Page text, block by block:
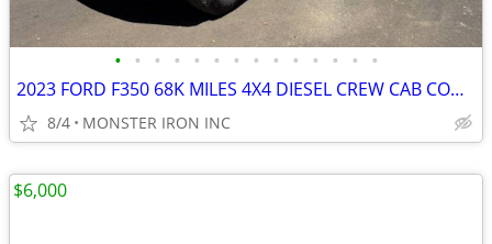
• • • • • • • • • • • • • •
2023 FORD F350 68K MILES 4X4 DIESEL CREW CAB CONTRACTOR BODY
8/4 MONSTER IRON INC
$6,000